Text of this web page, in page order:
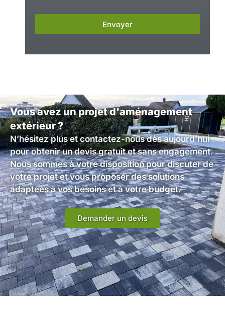
Envoyer
Vous avez un projet d'aménagement
extérieur ?
N’hésitez plus et contactez-nous dès aujourd’hui
pour obtenir un devis gratuit et sans engagement.
Nous sommes à votre disposition pour discuter de
votre projet et vous proposer des solutions
adaptées à vos besoins et à votre budget.
Demander un devis